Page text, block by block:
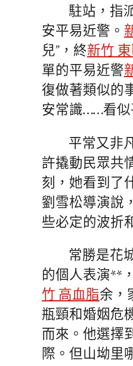
駐站，指
安平易近警。
兒”，終新竹
單的平易近警
復做著類似的
安常識……看似
平常又非
許撬動民眾共
刻，她看到了
劉雪松導演說
些必定的波折
常勝是花
的個人表演**
竹 高血脂余，
瓶頸和婚姻危
而來。他選擇
際。但山坳里